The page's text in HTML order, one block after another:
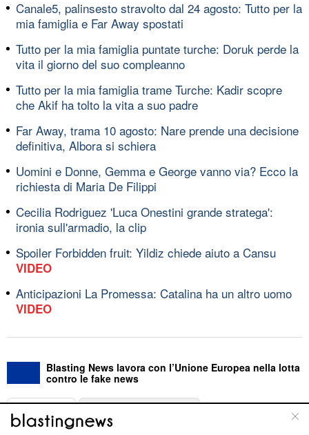
Canale5, palinsesto stravolto dal 24 agosto: Tutto per la
mia famiglia e Far Away spostati
Tutto per la mia famiglia puntate turche: Doruk perde la
vita il giorno del suo compleanno
Tutto per la mia famiglia trame Turche: Kadir scopre
che Akif ha tolto la vita a suo padre
Far Away, trama 10 agosto: Nare prende una decisione
definitiva, Albora si schiera
Uomini e Donne, Gemma e George vanno via? Ecco la
richiesta di Maria De Filippi
Cecilia Rodriguez 'Luca Onestini grande stratega':
ironia sull'armadio, la clip
Spoiler Forbidden fruit: Yildiz chiede aiuto a Cansu
VIDEO
Anticipazioni La Promessa: Catalina ha un altro uomo
VIDEO
Blasting News lavora con l’Unione Europea nella lotta
contro le fake news
ABOUT